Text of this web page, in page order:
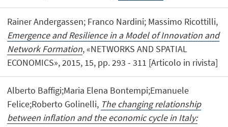
Rainer Andergassen; Franco Nardini; Massimo Ricottilli,
Emergence and Resilience in a Model of Innovation and
Network Formation, «NETWORKS AND SPATIAL
ECONOMICS», 2015, 15, pp. 293 - 311 [Articolo in rivista]
Alberto Baffigi;Maria Elena Bontempi;Emanuele
Felice;Roberto Golinelli, The changing relationship
between inflation and the economic cycle in Italy: